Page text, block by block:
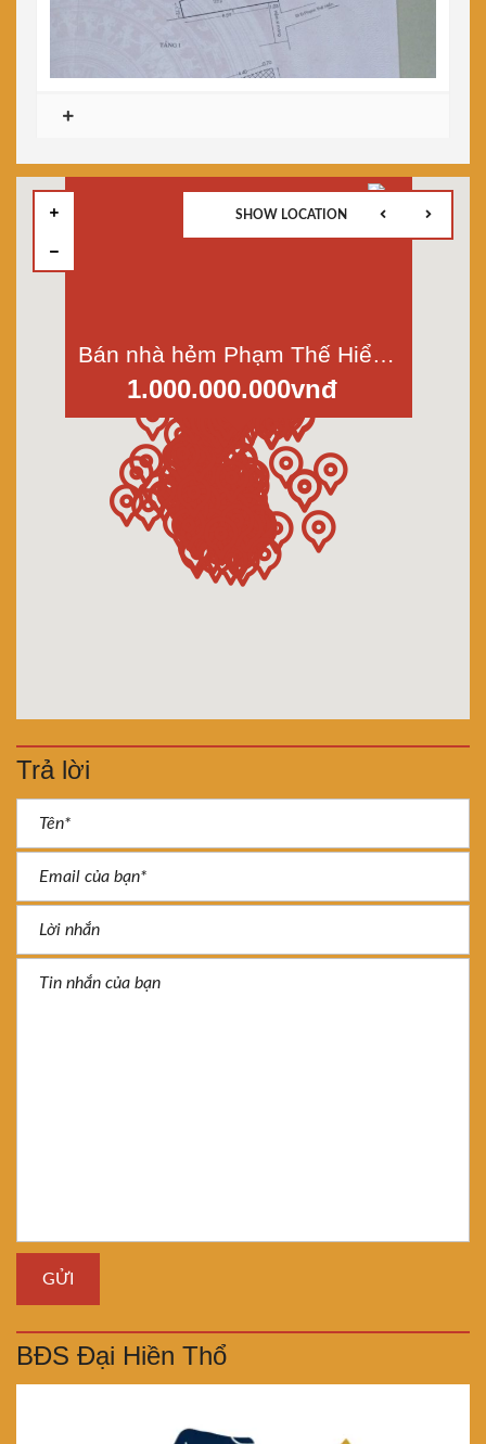
Bán nhà hẻm Phạm Thế Hiển, p.6, quận 8, dt 24m2, giá 1 tỷ, shr
1.000.000.000vnđ
SHOW LOCATION
Trả lời
BĐS Đại Hiền Thổ